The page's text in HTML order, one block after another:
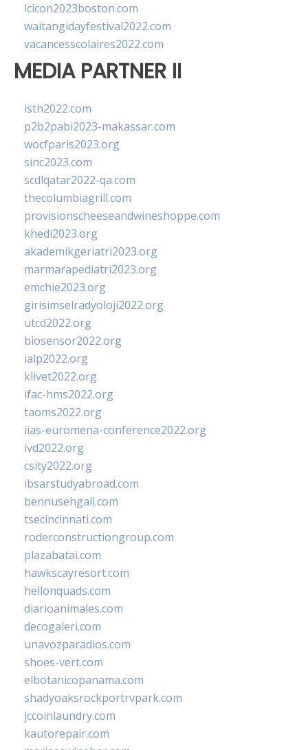
lcicon2023boston.com
waitangidayfestival2022.com
vacancesscolaires2022.com
MEDIA PARTNER II
isth2022.com
p2b2pabi2023-makassar.com
wocfparis2023.org
sinc2023.com
scdlqatar2022-qa.com
thecolumbiagrill.com
provisionscheeseandwineshoppe.com
khedi2023.org
akademikgeriatri2023.org
marmarapediatri2023.org
emchie2023.org
girisimselradyoloji2022.org
utcd2022.org
biosensor2022.org
ialp2022.org
klivet2022.org
ifac-hms2022.org
taoms2022.org
iias-euromena-conference2022.org
ivd2022.org
csity2022.org
ibsarstudyabroad.com
bennusehgall.com
tsecincinnati.com
roderconstructiongroup.com
plazabatai.com
hawkscayresort.com
hellonquads.com
diarioanimales.com
decogaleri.com
unavozparadios.com
shoes-vert.com
elbotanicopanama.com
shadyoaksrockportrvpark.com
jccoinlaundry.com
kautorepair.com